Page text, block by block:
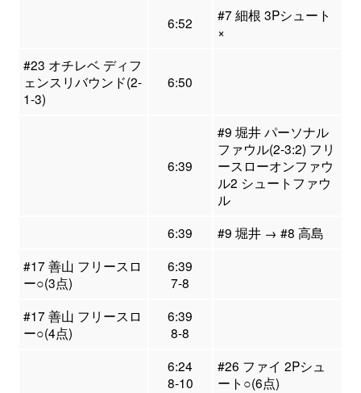
6:52
#7 細根 3Pシュート
×
#23 オチレベ ディフ
ェンスリバウンド(2-
1-3)
6:50
6:39
#9 堀井 パーソナル
ファウル(2-3:2) フリ
ースローオンファウ
ル2 シュートファウ
ル
6:39
#9 堀井 → #8 高島
#17 善山 フリースロ
ー○(3点)
6:39
7-8
#17 善山 フリースロ
ー○(4点)
6:39
8-8
6:24
8-10
#26 ファイ 2Pシュ
ート○(6点)